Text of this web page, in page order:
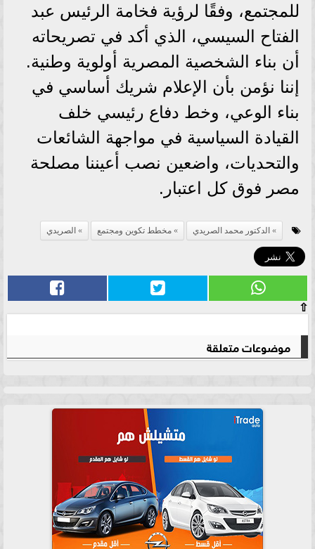
للمجتمع، وفقًا لرؤية فخامة الرئيس عبد
الفتاح السيسي، الذي أكد في تصريحاته
أن بناء الشخصية المصرية أولوية وطنية.
إننا نؤمن بأن الإعلام شريك أساسي في
بناء الوعي، وخط دفاع رئيسي خلف
القيادة السياسية في مواجهة الشائعات
والتحديات، واضعين نصب أعيننا مصلحة
مصر فوق كل اعتبار.
الدكتور محمد الصريدي مخطط تكوين ومجتمع الصريدي
⇧
موضوعات متعلقة